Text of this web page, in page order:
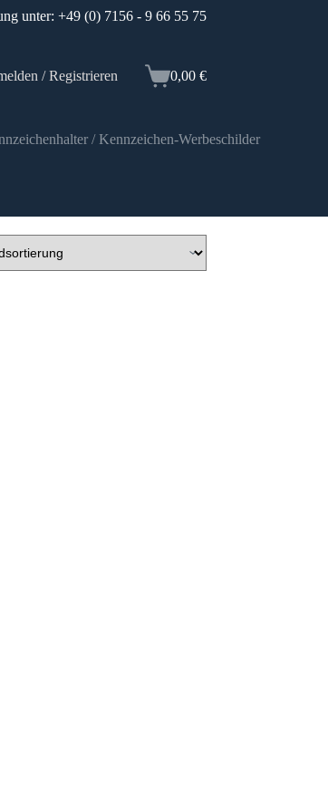
unter: +49 (0) 7156 - 9 66 55 75
/ Registrieren Warenkorb
0,00 €
/ Kennzeichen-Werbeschilder